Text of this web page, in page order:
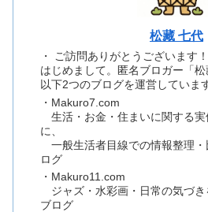
松藏 七代
・ ご訪問ありがとうございます！
はじめまして。匿名ブロガー「松
以下2つのブログを運営していま
・Makuro7.com
生活・お金・住まいに関する実
に、
一般生活者目線での情報整理
ログ
・Makuro11.com
ジャズ・水彩画・日常の気づき
ブログ